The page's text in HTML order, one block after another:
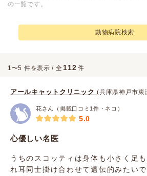
の一覧です。
動物病院検索
1〜5 件を表示 / 全 112 件
アールキャットクリニック(兵庫県神戸市東
花さん（掲載口コミ1件・ネコ）
5.0
心優しい名医
うちのスコッティは身体も小さく足
れ耳同士掛け合わせて遺伝的みたい